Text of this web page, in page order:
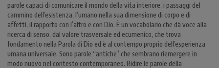
parole capaci di comunicare il mondo della vita interiore, i passaggi del
cammino dell’esistenza, l’umano nella sua dimensione di corpo e di
affetti, il rapporto con l’altro e con Dio. È un vocabolario che dà voce alla
ricerca di senso, dal valore trasversale ed ecumenico, che trova
fondamento nella Parola di Dio ed è al contempo proprio dell’esperienza
umana universale. Sono parole “antiche” che sembrano riemergere in
modo nuovo nel contesto contemporaneo. Ridire le parole della